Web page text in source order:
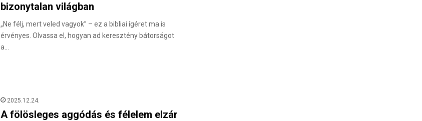
bizonytalan világban
„Ne félj, mert veled vagyok” – ez a bibliai ígéret ma is
érvényes. Olvassa el, hogyan ad keresztény bátorságot
a…
2025.12.24.
A fölösleges aggódás és félelem elzár